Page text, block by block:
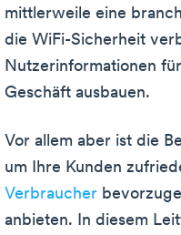
mittlerweile eine
die WiFi-Sicherheit
Nutzerinformationen
Geschäft ausbauen.
Vor allem aber ist die
um Ihre Kunden
Verbraucher
anbieten. In diesem